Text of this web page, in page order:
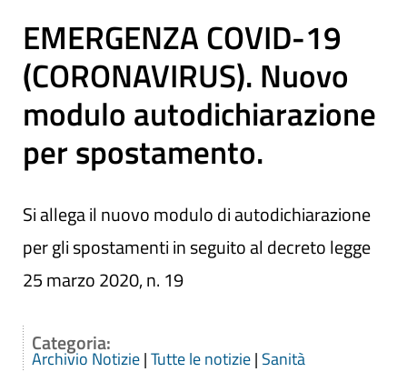
EMERGENZA COVID-19
(CORONAVIRUS). Nuovo
modulo autodichiarazione
per spostamento.
Si allega il nuovo modulo di autodichiarazione
per gli spostamenti in seguito al decreto legge
25 marzo 2020, n. 19
Categoria:
Archivio Notizie|Tutte le notizie| Sanità